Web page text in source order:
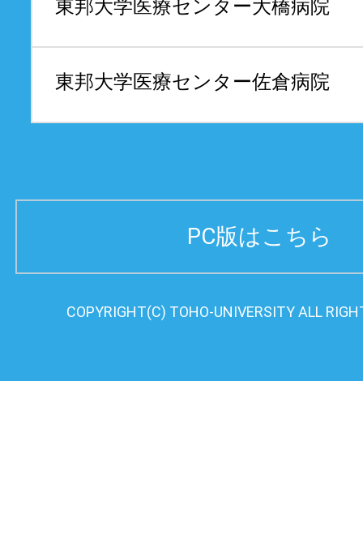
東邦大学医療センター大橋病院
東邦大学医療センター佐倉病院
PC版はこちら
COPYRIGHT(C) TOHO-UNIVERSITY ALL